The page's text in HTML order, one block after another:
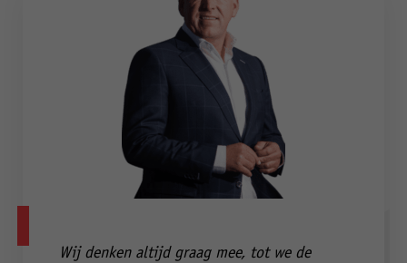
Wij denken altijd graag mee, tot we de